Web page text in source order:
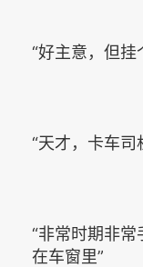
“好主意，但挂
“天才，卡车司
“非常时期非
在车窗里”